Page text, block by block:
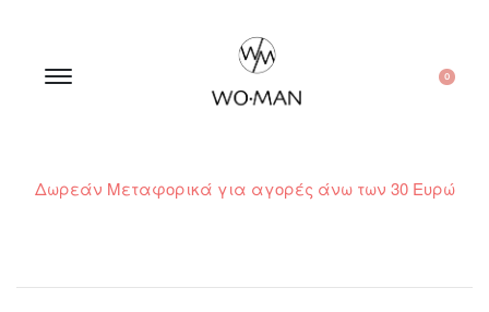
0
Δωρεάν Μεταφορικά για αγορές άνω των 30 Ευρώ